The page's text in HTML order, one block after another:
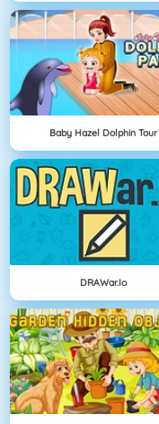
Baby Hazel Dolphin Tour
DRAWar.io